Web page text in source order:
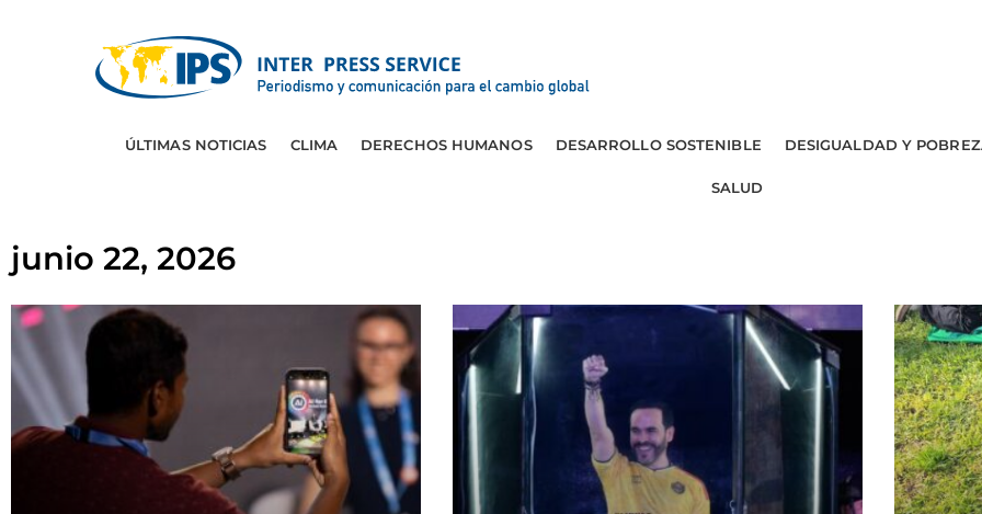
ÚLTIMAS NOTICIAS CLIMA DERECHOS HUMANOS DESARROLLO SOSTENIBLE DESIGUALDAD Y
SALUD
junio 22, 2026